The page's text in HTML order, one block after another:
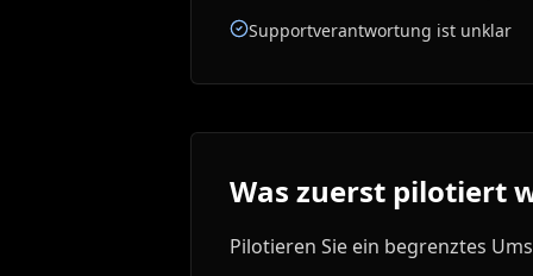
Supportverantwortung ist unklar
Was zuerst pilotiert
Pilotieren Sie ein begrenztes